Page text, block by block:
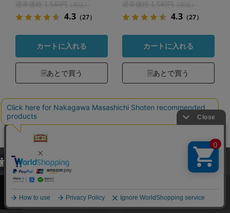
通常価格 1,540円 （税込）
4.3（27）
カートに入れる
あとで買う
通常価格 1,540円 （税込）
4.3（27）
カートに入れる
あとで買う
当サイトでは、当サイト内における閲覧履歴・属性情報などの取得およ
び利便性向上のためにクッキー（Cookie）を使用いたします。詳細に
関しては「プライバシーポリシー
承諾する